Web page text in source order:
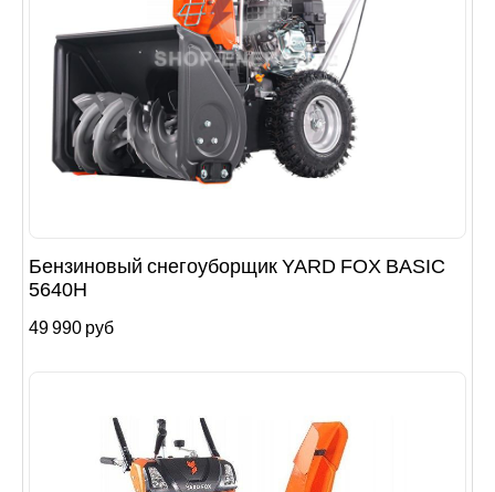
Бензиновый снегоуборщик YARD FOX BASIC
5640H
49 990 руб